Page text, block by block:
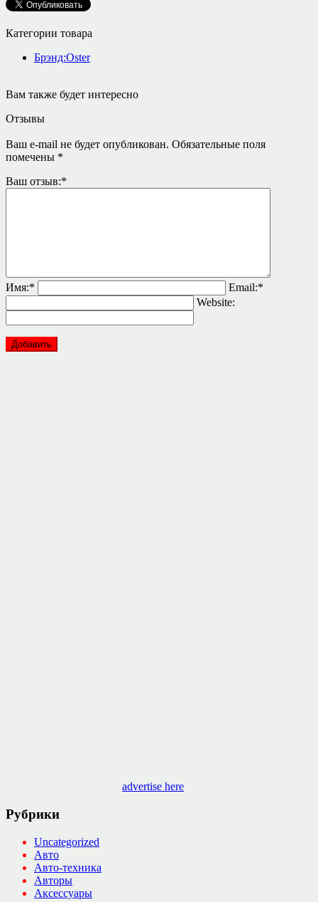
Категории товара
Брэнд:Oster
Вам также будет интересно
Отзывы
Ваш e-mail не будет опубликован. Обязательные поля
помечены *
Ваш отзыв:*
Имя:* Email:*
Website:
advertise here
Рубрики
Uncategorized
Авто
Авто-техника
Авторы
Аксессуары